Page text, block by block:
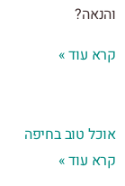
עוד »
טוב בחיפה
עוד »